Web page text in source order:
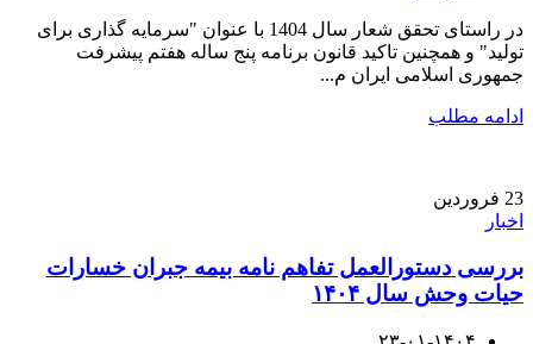
در راستای تحقق شعار سال 1404 با عنوان "سرمایه­ گذاری برای
تولید" و همچنین تاکید قانون برنامه پنج ساله هفتم پیشرفت
جمهوری اسلامی ایران م...
ادامه مطلب
23 فروردین
اخبار
بررسی دستورالعمل تفاهم نامه بیمه جبران خسارات
حیات وحش سال ۱۴۰۴